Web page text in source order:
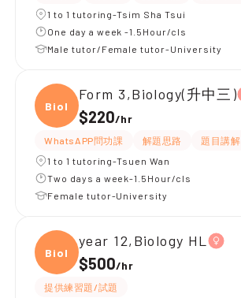
1 to 1 tutoring-Tsim Sha Tsui
One day a week -1.5Hour/cls
Male tutor/Female tutor-University
Biolo
Form 3,Biology(升中三)
$220/hr
WhatsAPP問功課 解題思路 題目講解
1 to 1 tutoring-Tsuen Wan
Two days a week-1.5Hour/cls
Female tutor-University
Biolo
year 12,Biology HL
$500/hr
提供練習題/試題